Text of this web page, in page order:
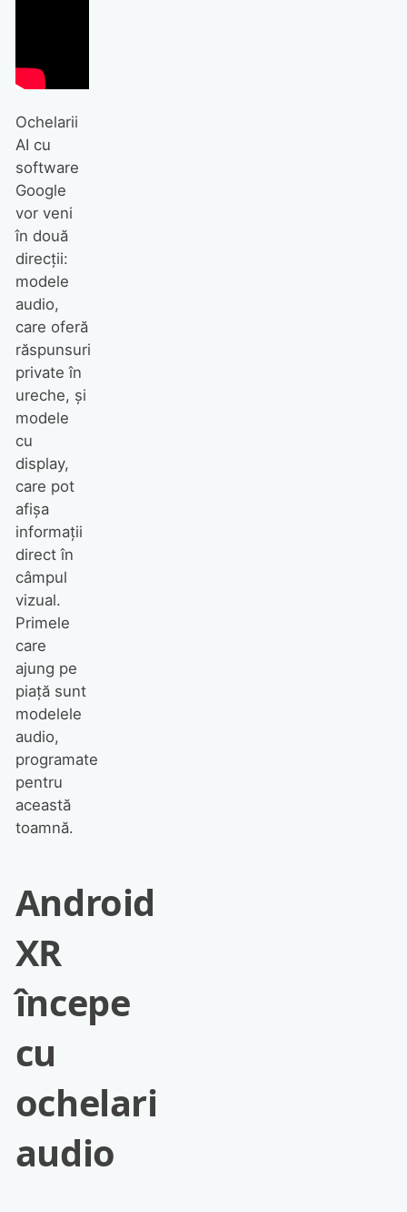
Ochelarii
AI cu
software
Google
vor veni
în două
direcții:
modele
audio,
care oferă
răspunsuri
private în
ureche, și
modele
cu
display,
care pot
afișa
informații
direct în
câmpul
vizual.
Primele
care
ajung pe
piață sunt
modelele
audio,
programate
pentru
această
toamnă.
Android
XR
începe
cu
ochelari
audio